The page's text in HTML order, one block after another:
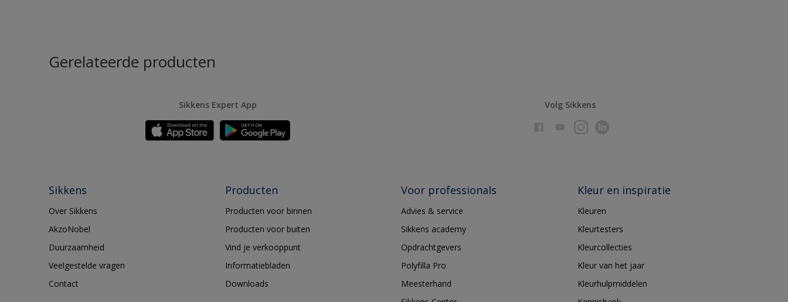
Gerelateerde producten
Sikkens Expert App Volg Sikkens
Sikkens
Over Sikkens
AkzoNobel
Duurzaamheid
Veelgestelde vragen
Contact
Producten
Producten voor binnen
Producten voor buiten
Vind je verkooppunt
Informatiebladen
Downloads
Voor professionals
Advies & service
Sikkens academy
Opdrachtgevers
Polyfilla Pro
Meesterhand
Kleur en inspiratie
Kleuren
Kleurtesters
Kleurcollecties
Kleur van het jaar
Kleurhulpmiddelen